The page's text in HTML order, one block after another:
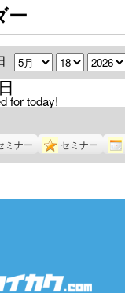
ー
月 日 年
for today!
ミナー セミナー